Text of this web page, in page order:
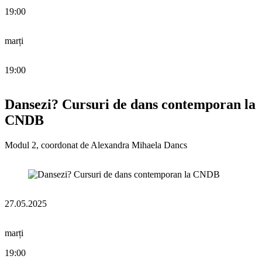
19:00
marți
19:00
Dansezi? Cursuri de dans contemporan la
CNDB
Modul 2, coordonat de Alexandra Mihaela Dancs
27.05.2025
marți
19:00